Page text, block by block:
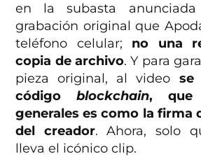
en la subasta
grabación original que
teléfono celular; no una
copia de archivo. Y para
pieza original, al video se
código blockchain, que
generales es como la firma
del creador. Ahora, solo
lleva el icónico clip.